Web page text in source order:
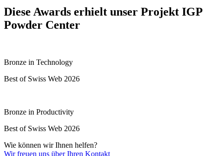
Diese Awards erhielt unser Projekt IGP
Powder Center
Bronze in Technology
Best of Swiss Web 2026
Bronze in Productivity
Best of Swiss Web 2026
Wie können wir Ihnen helfen?
Wir freuen uns über Ihren Kontakt